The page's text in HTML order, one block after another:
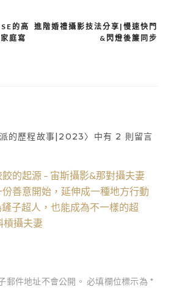
進階婚禮攝影技法分享|慢速快門
&閃燈後簾同步
的高
庭寫
的歷程故事|2023〉中有 2 則留言
餃的起源 – 宙斯攝影&那對攝夫妻
份善意開始，延伸成一種地方行動
子超人，也能成為不一樣的超
槓攝夫妻
郵件地址不會公開。 必填欄位標示為 *